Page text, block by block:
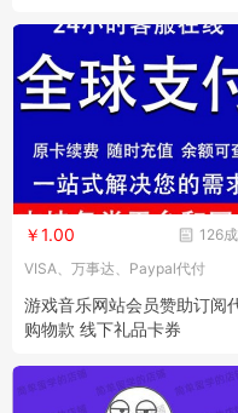
126
￥1.00
VISA、万事达、Paypal代付
游戏音乐网站会员赞助订阅
购物款 线下礼品卡券